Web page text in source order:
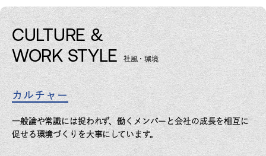
CULTURE &
WORK STYLE
社風・環境
カルチャー
一般論や常識には捉われず、働くメンバーと会社の成長を相互に
促せる環境づくりを大事にしています。